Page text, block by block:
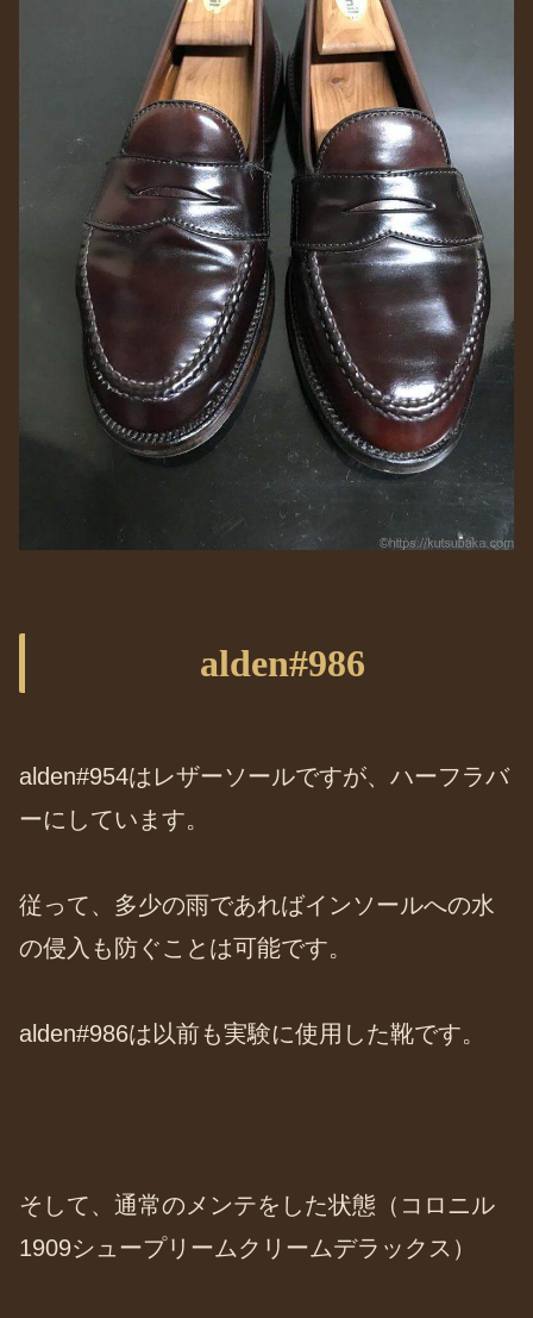
alden#986
alden#954はレザーソールですが、ハーフラバ
ーにしています。
従って、多少の雨であればインソールへの水
の侵入も防ぐことは可能です。
alden#986は以前も実験に使用した靴です。
そして、通常のメンテをした状態（コロニル
1909シュープリームクリームデラックス）